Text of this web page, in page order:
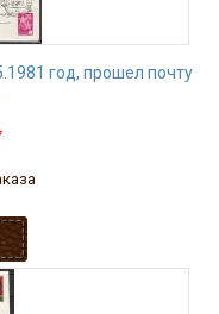
год, прошел почту